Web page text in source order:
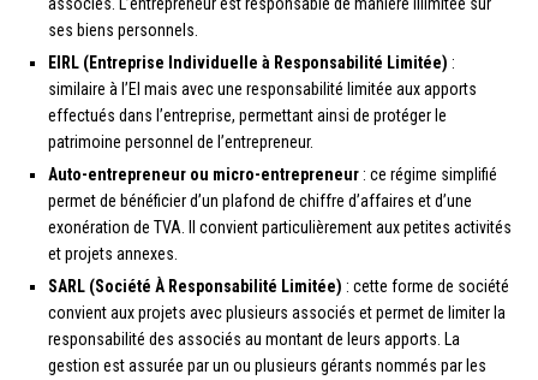
ses biens personnels.
EIRL (Entreprise Individuelle à Responsabilité Limitée) :
similaire à l’EI mais avec une responsabilité limitée aux apports
effectués dans l’entreprise, permettant ainsi de protéger le
patrimoine personnel de l’entrepreneur.
Auto-entrepreneur ou micro-entrepreneur : ce régime simplifié
permet de bénéficier d’un plafond de chiffre d’affaires et d’une
exonération de TVA. Il convient particulièrement aux petites activités
et projets annexes.
SARL (Société À Responsabilité Limitée) : cette forme de société
convient aux projets avec plusieurs associés et permet de limiter la
responsabilité des associés au montant de leurs apports. La
gestion est assurée par un ou plusieurs gérants nommés par les